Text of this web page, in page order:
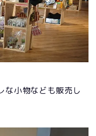
な小物なども販売し